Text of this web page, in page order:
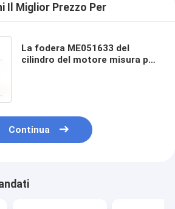
Il Miglior Prezzo Per
La fodera ME051633 del
cilindro del motore misura per
Continua